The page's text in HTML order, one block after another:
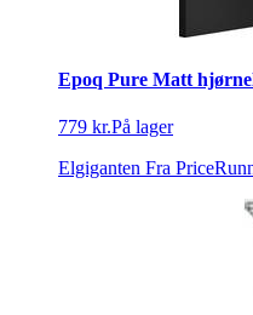
Epoq Pure Matt
779 kr.På lager
Elgiganten Fra